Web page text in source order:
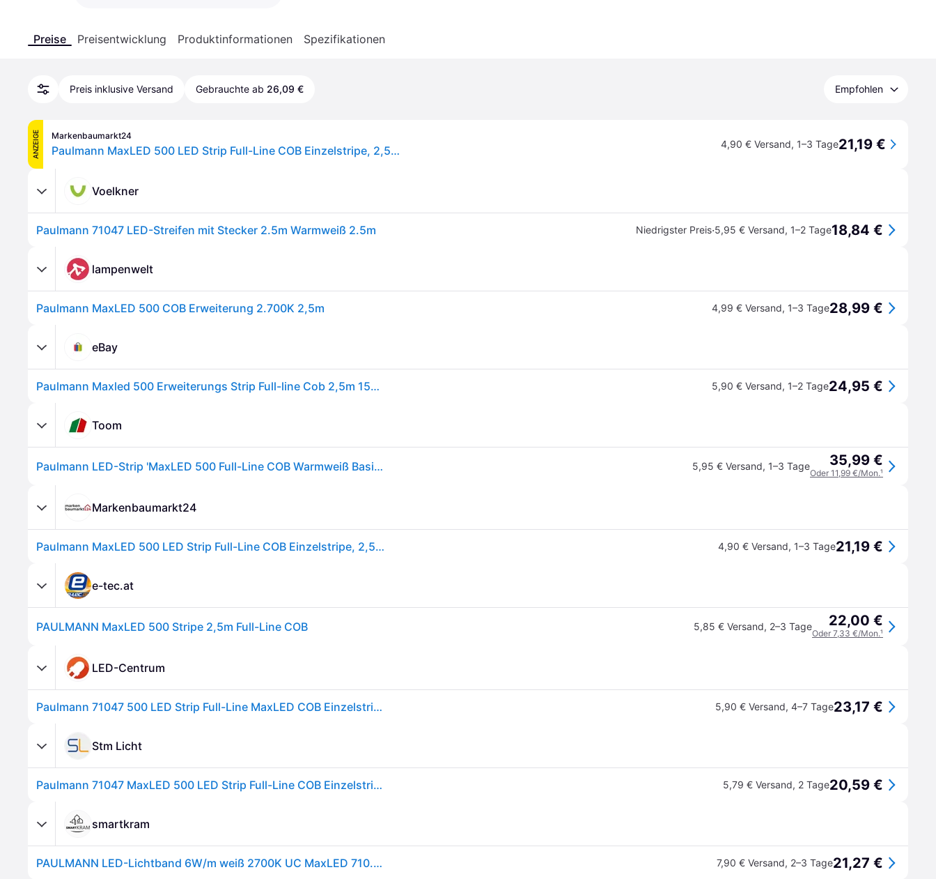
Preise Preisentwicklung Produktinformationen Spezifikationen
Preis inklusive Versand Gebrauchte ab 26,09 € Empfohlen
ANZEIGE Markenbaumarkt24
Paulmann MaxLED 500 LED Strip Full-Line COB Einzelstripe, 2,5m, 15 W, 2700 K, 1250 lm 4,90 € Versand, 1–3 Tage21,19 €
Voelkner
Paulmann 71047 LED-Streifen mit Stecker 2.5m Warmweiß 2.5m Niedrigster Preis·5,95 € Versand, 1–2 Tage18,84 €
lampenwelt
Paulmann MaxLED 500 COB Erweiterung 2.700K 2,5m 4,99 € Versand, 1–3 Tage28,99 €
eBay
Paulmann Maxled 500 Erweiterungs Strip Full-line Cob 2,5m 15w 1250lm 480leds/m 5,90 € Versand, 1–2 Tage24,95 €
Toom
Paulmann LED-Strip 'MaxLED 500 Full-Line COB Warmweiß Basisset' 2,5 m 15 W silber 5,95 € Versand, 1–3 Tage 35,99 €
Oder 11,99 €/Mon.¹
Markenbaumarkt24
Paulmann MaxLED 500 LED Strip Full-Line COB Einzelstripe, 2,5m, 15 W, 2700 K, 1250 lm 4,90 € Versand, 1–3 Tage21,19 €
e-tec.at
PAULMANN MaxLED 500 Stripe 2,5m Full-Line COB 5,85 € Versand, 2–3 Tage 22,00 €
Oder 7,33 €/Mon.¹
LED-Centrum
Paulmann 71047 500 LED Strip Full-Line MaxLED COB Einzelstripe modern 2,5m 15W warmweiß 5,90 € Versand, 4–7 Tage23,17 €
Stm Licht
Paulmann 71047 MaxLED 500 LED Strip Full-Line COB Einzelstripe 2,5m 15W 1250lm 480LEDs/m 2700K 5,79 € Versand, 2 Tage20,59 €
smartkram
PAULMANN LED-Lichtband 6W/m weiß 2700K UC MaxLED 710.47 480Stk/m IP20 24-230V 7,90 € Versand, 2–3 Tage21,27 €